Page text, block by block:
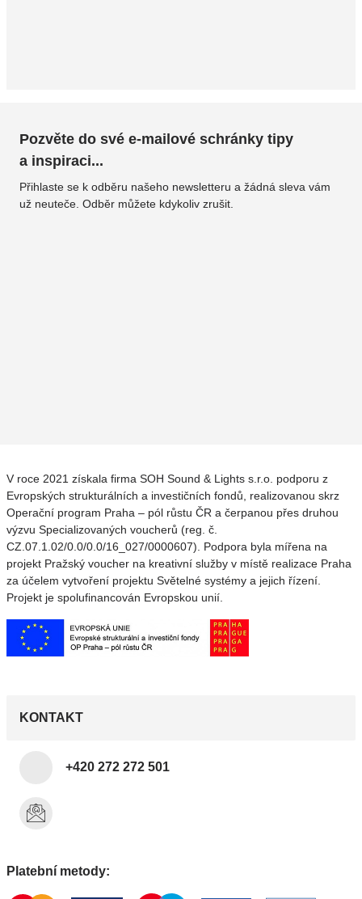
Pozvěte do své e-mailové schránky tipy
a inspiraci...
Přihlaste se k odběru našeho newsletteru a žádná sleva vám
už neuteče. Odběr můžete kdykoliv zrušit.
V roce 2021 získala firma SOH Sound & Lights s.r.o. podporu z
Evropských strukturálních a investičních fondů, realizovanou skrz
Operační program Praha – pól růstu ČR a čerpanou přes druhou
výzvu Specializovaných voucherů (reg. č.
CZ.07.1.02/0.0/0.0/16_027/0000607). Podpora byla mířena na
projekt Pražský voucher na kreativní služby v místě realizace Praha
za účelem vytvoření projektu Světelné systémy a jejich řízení.
Projekt je spolufinancován Evropskou unií.
KONTAKT
+420 272 272 501
Platební metody: